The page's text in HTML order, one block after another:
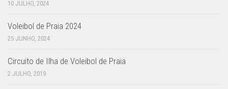
10 JULHO, 2024
Voleibol de Praia 2024
25 JUNHO, 2024
Circuito de Ilha de Voleibol de Praia
2 JULHO, 2019